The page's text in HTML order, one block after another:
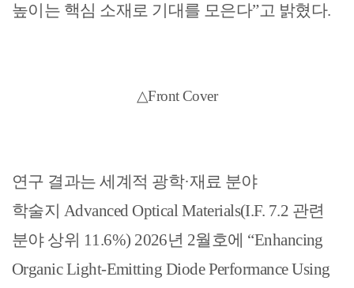
높이는 핵심 소재로 기대를 모은다”고 밝혔다.
△Front Cover
연구 결과는 세계적 광학·재료 분야
학술지 Advanced Optical Materials(I.F. 7.2 관련
분야 상위 11.6%) 2026년 2월호에 “Enhancing
Organic Light-Emitting Diode Performance Using